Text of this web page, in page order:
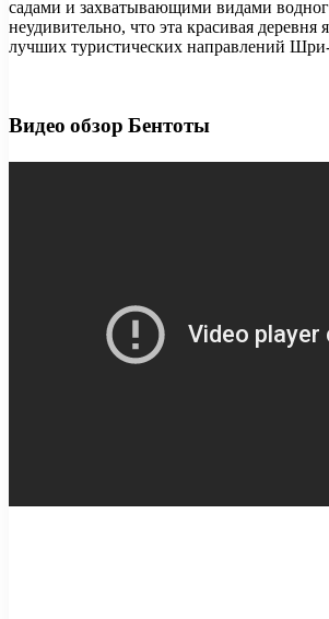
садами и захватывающими видами
неудивительно, что эта красивая деревня
лучших туристических направлений
Видео обзор Бентоты